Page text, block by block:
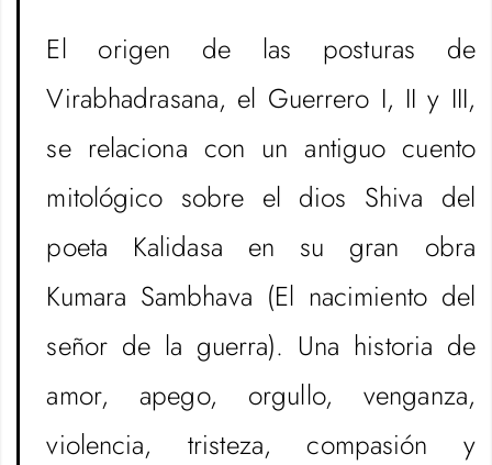
El origen de las posturas de
Virabhadrasana, el Guerrero I, II y III,
se relaciona con un antiguo cuento
mitológico sobre el dios Shiva del
poeta Kalidasa en su gran obra
Kumara Sambhava (El nacimiento del
señor de la guerra). Una historia de
amor, apego, orgullo, venganza,
violencia, tristeza, compasión y